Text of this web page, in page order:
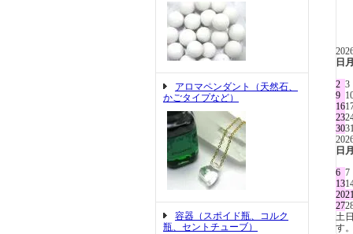
アロマペンダント（天然石、
かごタイプなど）
容器（スポイド瓶、コルク
瓶、セントチューブ）
日
2 3
9
16
23
30
日
6 7
13
20
27
土
す